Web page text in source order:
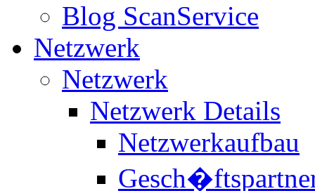
Blog ScanService
Netzwerk
Netzwerk
Netzwerk Details
Netzwerkaufbau